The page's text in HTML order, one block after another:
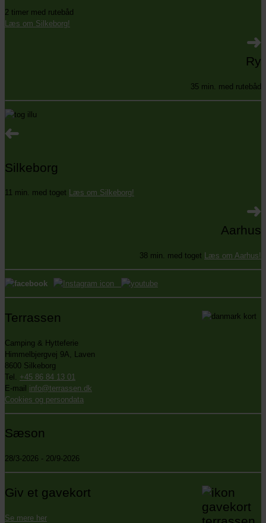
2 timer med rutebåd
Læs om Silkeborg!
Ry
35 min. med rutebåd
Silkeborg
11 min. med toget Læs om Silkeborg!
Aarhus
38 min. med toget Læs om Aarhus!
Terrassen
Camping & Hytteferie
Himmelbjergvej 9A, Laven
8600 Silkeborg
Tel. +45 86 84 13 01
E-mail info@terrassen.dk
Cookies og persondata
Sæson
28/3-2026 - 20/9-2026
Giv et gavekort
Se mere her